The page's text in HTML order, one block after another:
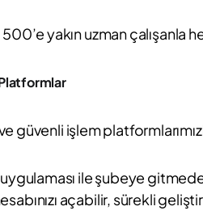
yakın uzman çalışanla
ve güvenli işlem
uygulaması ile şubeye
açabilir, sürekli